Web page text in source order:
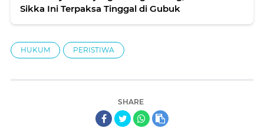
Sikka Ini Terpaksa Tinggal di Gubuk
HUKUM PERISTIWA
SHARE